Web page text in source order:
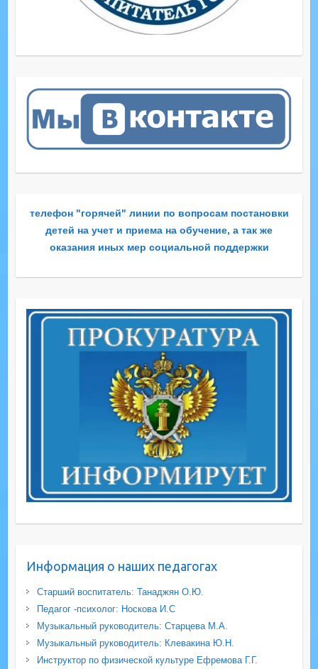
телефон "горячей" линии по вопросам постановки
детей на учет и приема на обучение, а так же
оказания иных мер социальной поддержки
Информация о наших педагогах
Старший воспитатель: Танаджян О.Ю.
Педагог -психолог: Носкова И.С
Музыкальный руководитель: Старцева М.А.
Музыкальный руководитель: Клевакина Ю.Н.
Инструктор по физической культуре Ефремова Г.Г.